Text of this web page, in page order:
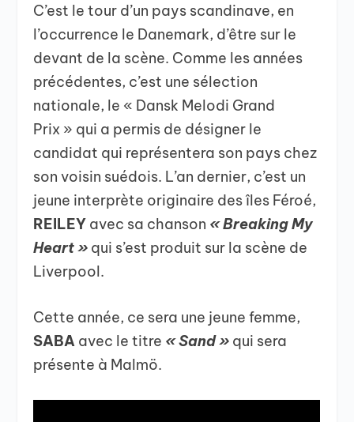
C’est le tour d’un pays scandinave, en
l’occurrence le Danemark, d’être sur le
devant de la scène. Comme les années
précédentes, c’est une sélection
nationale, le « Dansk Melodi Grand
Prix » qui a permis de désigner le
candidat qui représentera son pays chez
son voisin suédois. L’an dernier, c’est un
jeune interprète originaire des îles Féroé,
REILEY avec sa chanson « Breaking My
Heart » qui s’est produit sur la scène de
Liverpool.
Cette année, ce sera une jeune femme,
SABA avec le titre « Sand » qui sera
présente à Malmö.